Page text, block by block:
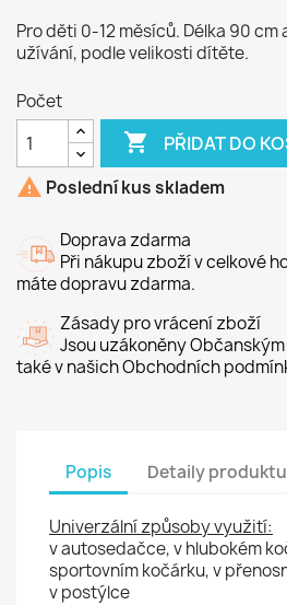
Pro děti 0-12 měsíců. Délka 90 cm
užívání, podle velikosti dítěte.
Počet
 PŘIDAT DO
 Poslední kus skladem
Doprava zdarma
Při nákupu zboží v celkové
máte dopravu zdarma.
Zásady pro vrácení zboží
Jsou uzákoněny
také v našich Obchodních
Popis Detaily produktu
Univerzální způsoby využití:
v autosedačce, v hlubokém
sportovním kočárku, v
v postýlce